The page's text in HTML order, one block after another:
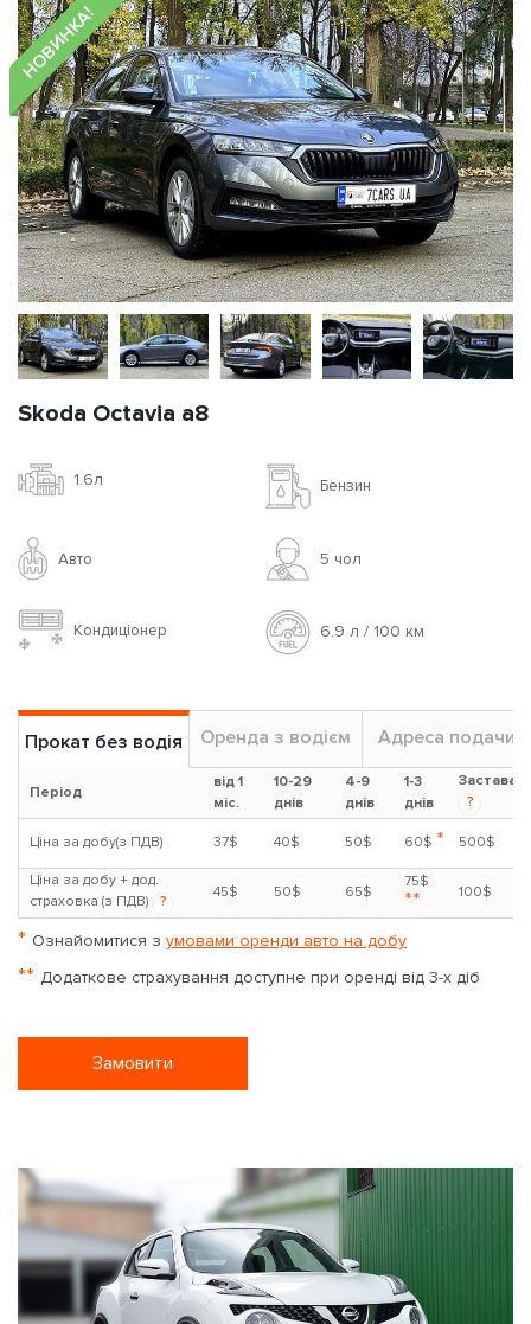
НОВИНКА!
Skoda Octavia a8
1.6л Бензин
Авто 5 чoл
Кондиціонер 6.9 л / 100 км
Прокат без водія Оренда з водієм Адреса подачи
Період
від 1
міс.
10-29
днів
4-9
днів
1-3
днів
Застава
?
Ціна за добу(з ПДВ) 37$ 40$ 50$ 60$ * 500$
Ціна за добу + дод.
страховка (з ПДВ)
?
45$ 50$ 65$
75$
** 100$
* Ознайомитися з умовами оренди авто на добу
** Додаткове страхування доступне при оренді від 3-х діб
Замовити